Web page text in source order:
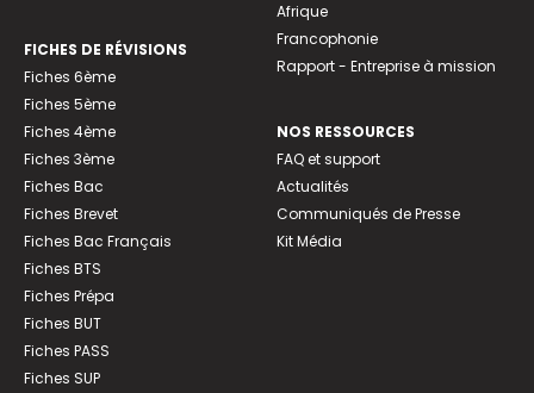
FICHES DE RÉVISIONS
Fiches 6ème
Fiches 5ème
Fiches 4ème
Fiches 3ème
Fiches Bac
Fiches Brevet
Fiches Bac Français
Fiches BTS
Fiches Prépa
Fiches BUT
Fiches PASS
Fiches SUP
Afrique
Francophonie
Rapport - Entreprise à mission
NOS RESSOURCES
FAQ et support
Actualités
Communiqués de Presse
Kit Média